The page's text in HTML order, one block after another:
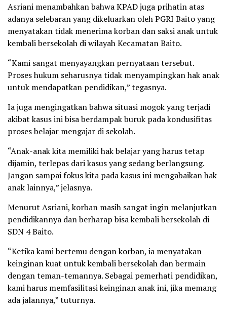
Asriani menambahkan bahwa KPAD juga prihatin atas
adanya selebaran yang dikeluarkan oleh PGRI Baito yang
menyatakan tidak menerima korban dan saksi anak untuk
kembali bersekolah di wilayah Kecamatan Baito.
“Kami sangat menyayangkan pernyataan tersebut.
Proses hukum seharusnya tidak menyampingkan hak anak
untuk mendapatkan pendidikan,” tegasnya.
Ia juga mengingatkan bahwa situasi mogok yang terjadi
akibat kasus ini bisa berdampak buruk pada kondusifitas
proses belajar mengajar di sekolah.
“Anak-anak kita memiliki hak belajar yang harus tetap
dijamin, terlepas dari kasus yang sedang berlangsung.
Jangan sampai fokus kita pada kasus ini mengabaikan hak
anak lainnya,” jelasnya.
Menurut Asriani, korban masih sangat ingin melanjutkan
pendidikannya dan berharap bisa kembali bersekolah di
SDN 4 Baito.
“Ketika kami bertemu dengan korban, ia menyatakan
keinginan kuat untuk kembali bersekolah dan bermain
dengan teman-temannya. Sebagai pemerhati pendidikan,
kami harus memfasilitasi keinginan anak ini, jika memang
ada jalannya,” tuturnya.